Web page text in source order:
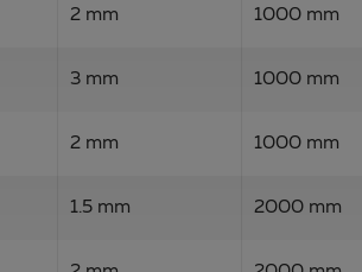
2 mm 1000 mm
3 mm 1000 mm
2 mm 1000 mm
1.5 mm 2000 mm